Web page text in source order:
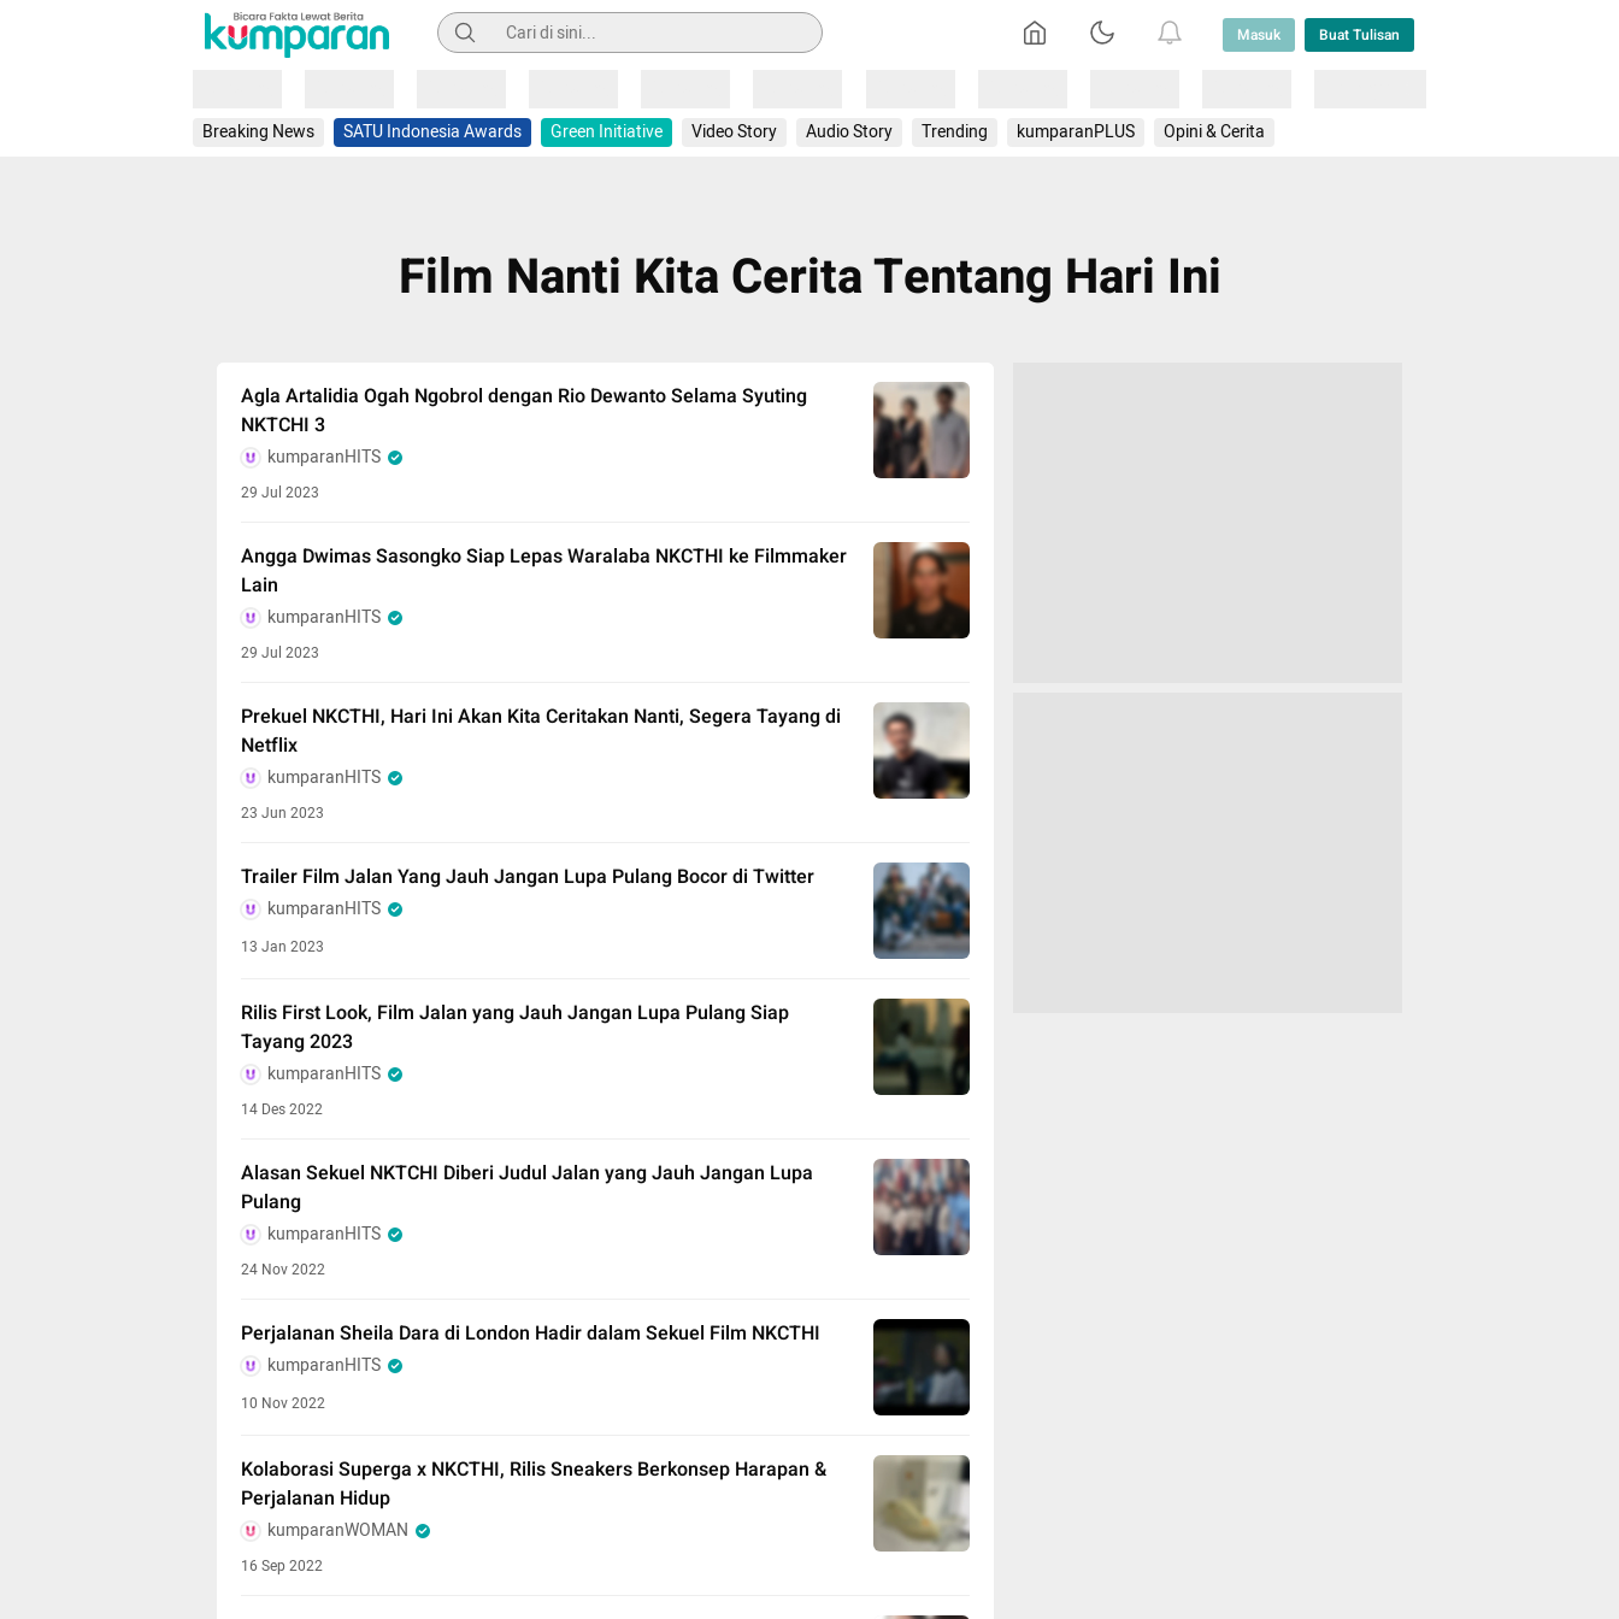
Pencarian Masuk Buat Tulisan
Breaking News SATU Indonesia Awards Green Initiative Video Story Audio Story Trending kumparanPLUS Opini & Cerita
Film Nanti Kita Cerita Tentang Hari Ini
Agla Artalidia Ogah Ngobrol dengan Rio Dewanto Selama Syuting
NKTCHI 3
kumparanHITS
29 Jul 2023
Angga Dwimas Sasongko Siap Lepas Waralaba NKCTHI ke Filmmaker
Lain
kumparanHITS
29 Jul 2023
Prekuel NKCTHI, Hari Ini Akan Kita Ceritakan Nanti, Segera Tayang di
Netflix
kumparanHITS
23 Jun 2023
Trailer Film Jalan Yang Jauh Jangan Lupa Pulang Bocor di Twitter
kumparanHITS
13 Jan 2023
Rilis First Look, Film Jalan yang Jauh Jangan Lupa Pulang Siap
Tayang 2023
kumparanHITS
14 Des 2022
Alasan Sekuel NKTCHI Diberi Judul Jalan yang Jauh Jangan Lupa
Pulang
kumparanHITS
24 Nov 2022
Perjalanan Sheila Dara di London Hadir dalam Sekuel Film NKCTHI
kumparanHITS
10 Nov 2022
Kolaborasi Superga x NKCTHI, Rilis Sneakers Berkonsep Harapan &
Perjalanan Hidup
kumparanWOMAN
16 Sep 2022